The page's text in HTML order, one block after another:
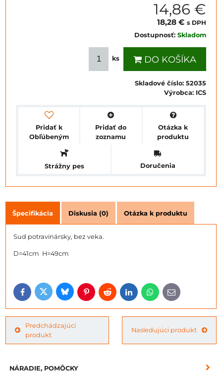
14,86 €
18,28 € s DPH
Dostupnosť: Skladom
ks DO KOŠÍKA
Skladové číslo: 52035
Výrobca: ICS
Pridať k
Obľúbeným
Pridať do
zoznamu
Otázka k
produktu
Strážny pes Doručenia
Špecifikácia Diskusia (0) Otázka k produktu
Sud potravinársky, bez veka.
D=41cm H=49cm
FacebookTwitterBlueskyPinterestRedditLinkedInWhatsApp
E-
mail
Predchádzajúci
produkt
Nasledujúci produkt
NÁRADIE, POMÔCKY